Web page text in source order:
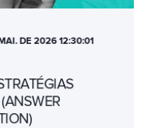
DE 2026 12:30:01